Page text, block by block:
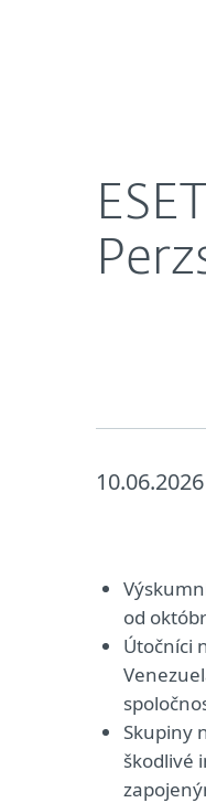
10.06.2026
od
Útočníci
Skupiny
škodlivé